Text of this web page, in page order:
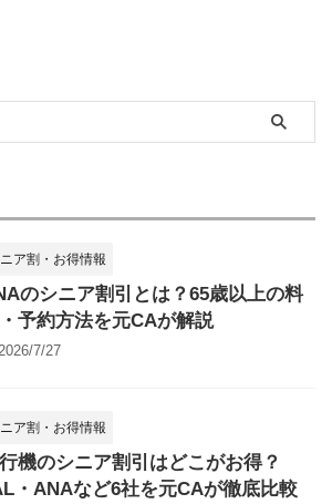
ア割・お得情報
のシニア割引とは？65歳以上の料
予約方法を元CAが解説
2026/7/27
ア割・お得情報
機のシニア割引はどこがお得？
・ANAなど6社を元CAが徹底比較